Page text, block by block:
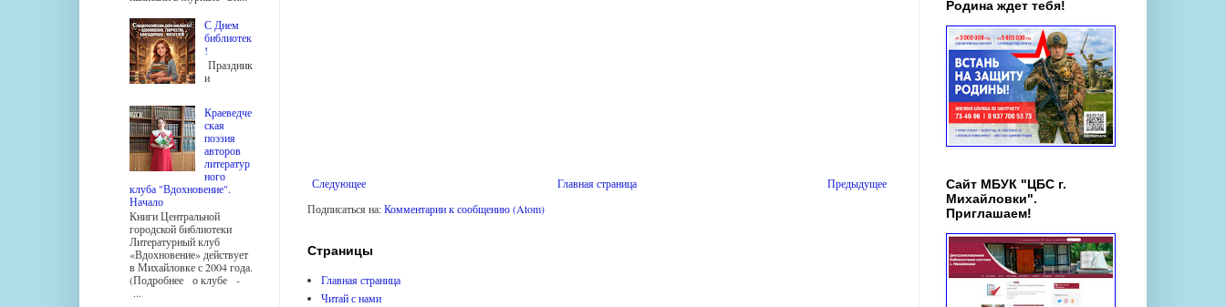
Следующее Предыдущее
Главная страница
Подписаться на:Комментарии к сообщению (Atom)
Страницы
Главная страница
Читай с нами
С Днем
библиотек
!
Праздник
и
Краеведче
ская
поэзия
авторов
литератур
ного
клуба "Вдохновение".
Начало
Книги Центральной
городской библиотеки
Литературный клуб
«Вдохновение» действует
в Михайловке с 2004 года.
(Подробнее о клубе -
...
Родина ждет тебя!
Сайт МБУК "ЦБС г.
Михайловки".
Приглашаем!